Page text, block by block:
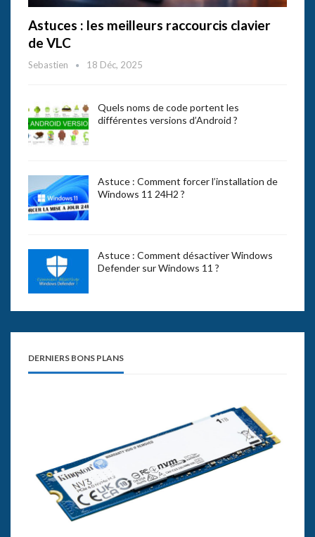
Astuces : les meilleurs raccourcis clavier
de VLC
Sebastien 18 Déc, 2025
Quels noms de code portent les
différentes versions d’Android ?
Astuce : Comment forcer l’installation de
Windows 11 24H2 ?
Astuce : Comment désactiver Windows
Defender sur Windows 11 ?
DERNIERS BONS PLANS